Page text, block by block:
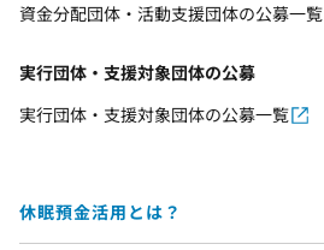
資金分配団体・活動支援団体の公募一覧
実行団体・支援対象団体の公募
実行団体・支援対象団体の公募一覧
休眠預金活用とは？